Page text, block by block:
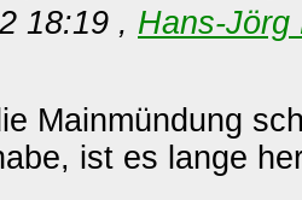
18:19 , Hans-Jörg
Mainmündung
ist es lange